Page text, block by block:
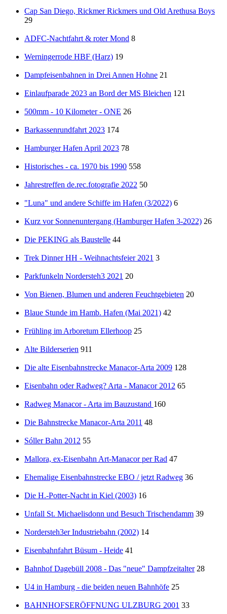
Cap San Diego, Rickmer Rickmers und Old Arethusa Boys
29
ADFC-Nachtfahrt & roter Mond 8
Werningerrode HBF (Harz) 19
Dampfeisenbahnen in Drei Annen Hohne 21
Einlaufparade 2023 an Bord der MS Bleichen 121
500mm - 10 Kilometer - ONE 26
Barkassenrundfahrt 2023 174
Hamburger Hafen April 2023 78
Historisches - ca. 1970 bis 1990 558
Jahrestreffen de.rec.fotografie 2022 50
"Luna" und andere Schiffe im Hafen (3/2022) 6
Kurz vor Sonnenuntergang (Hamburger Hafen 3-2022) 26
Die PEKING als Baustelle 44
Trek Dinner HH - Weihnachtsfeier 2021 3
Parkfunkeln Nordersteh3 2021 20
Von Bienen, Blumen und anderen Feuchtgebieten 20
Blaue Stunde im Hamb. Hafen (Mai 2021) 42
Frühling im Arboretum Ellerhoop 25
Alte Bilderserien 911
Die alte Eisenbahnstrecke Manacor-Arta 2009 128
Eisenbahn oder Radweg? Arta - Manacor 2012 65
Radweg Manacor - Arta im Bauzustand 160
Die Bahnstrecke Manacor-Arta 2011 48
Sóller Bahn 2012 55
Mallora, ex-Eisenbahn Art-Manacor per Rad 47
Ehemalige Eisenbahnstrecke EBO / jetzt Radweg 36
Die H.-Potter-Nacht in Kiel (2003) 16
Unfall St. Michaelisdonn und Besuch Trischendamm 39
Nordersteh3er Industriebahn (2002) 14
Eisenbahnfahrt Büsum - Heide 41
Bahnhof Dagebüll 2008 - Das "neue" Dampfzeitalter 28
U4 in Hamburg - die beiden neuen Bahnhöfe 25
BAHNHOFSERÖFFNUNG ULZBURG 2001 33